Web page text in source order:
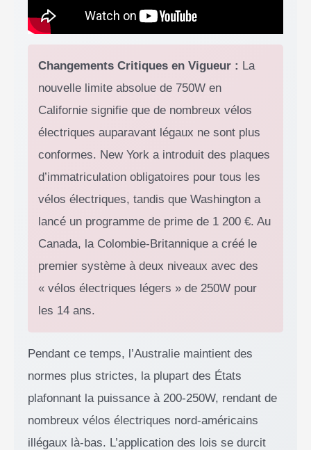
Changements Critiques en Vigueur : La
nouvelle limite absolue de 750W en
Californie signifie que de nombreux vélos
électriques auparavant légaux ne sont plus
conformes. New York a introduit des plaques
d’immatriculation obligatoires pour tous les
vélos électriques, tandis que Washington a
lancé un programme de prime de 1 200 €. Au
Canada, la Colombie-Britannique a créé le
premier système à deux niveaux avec des
« vélos électriques légers » de 250W pour
les 14 ans.
Pendant ce temps, l’Australie maintient des
normes plus strictes, la plupart des États
plafonnant la puissance à 200-250W, rendant de
nombreux vélos électriques nord-américains
illégaux là-bas. L’application des lois se durcit